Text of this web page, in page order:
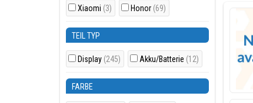
Xiaomi (3) Honor (69)
TEIL TYP
Display (245) Akku/Batterie (12)
FARBE